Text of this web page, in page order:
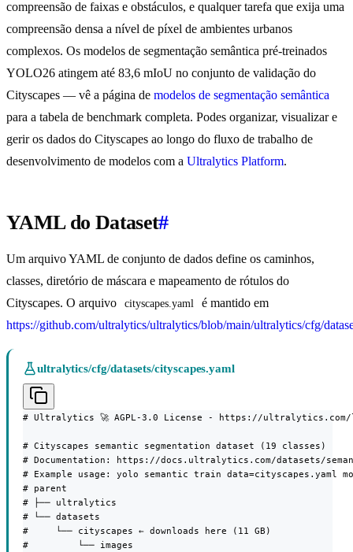
compreensão de faixas e obstáculos, e qualquer tarefa que exija uma
compreensão densa a nível de píxel de ambientes urbanos
complexos. Os modelos de segmentação semântica pré-treinados
YOLO26 atingem até 83,6 mIoU no conjunto de validação do
Cityscapes — vê a página de modelos de segmentação semântica
para a tabela de benchmark completa. Podes organizar, visualizar e
gerir os dados do Cityscapes ao longo do fluxo de trabalho de
desenvolvimento de modelos com a Ultralytics Platform.
YAML do Dataset#
Um arquivo YAML de conjunto de dados define os caminhos,
classes, diretório de máscara e mapeamento de rótulos do
Cityscapes. O arquivo
cityscapes.yaml
é mantido em
https://github.com/ultralytics/ultralytics/blob/main/ultralytics/cfg/
ultralytics/cfg/datasets/cityscapes.yaml
# Ultralytics 🚀 AGPL-3.0 License - https://ultralytics.com/
# Cityscapes semantic segmentation dataset (19 classes)
# Documentation: https://docs.ultralytics.com/datasets/
# Example usage: yolo semantic train data=cityscapes.yaml
# parent
# ├── ultralytics
# └── datasets
#     └── cityscapes ← downloads here (11 GB)
#         └── images